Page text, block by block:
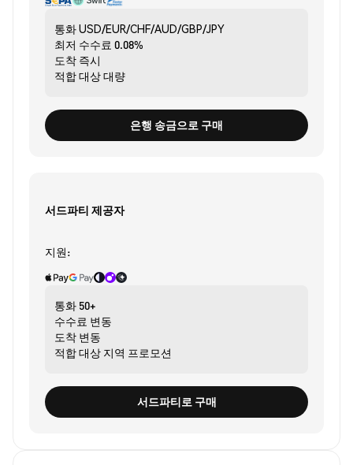
통화USD/EUR/CHF/AUD/GBP/JPY
최저 수수료 0.08%
도착 즉시
적합 대상대량
은행 송금으로 구매
서드파티 제공자
지원:
통화 50+
수수료 변동
도착 변동
적합 대상 지역 프로모션
서드파티로 구매